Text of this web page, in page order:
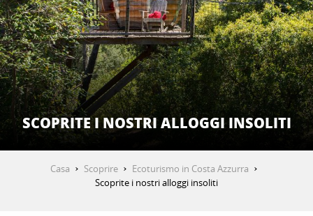
SOGGIORNO
SCOPRITE I NOSTRI ALLOGGI INSOLITI
Casa Scoprire
Ecoturismo in Costa Azzurra
Scoprite i nostri alloggi insoliti